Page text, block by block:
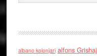
albano kolonjari alfons Grishaj